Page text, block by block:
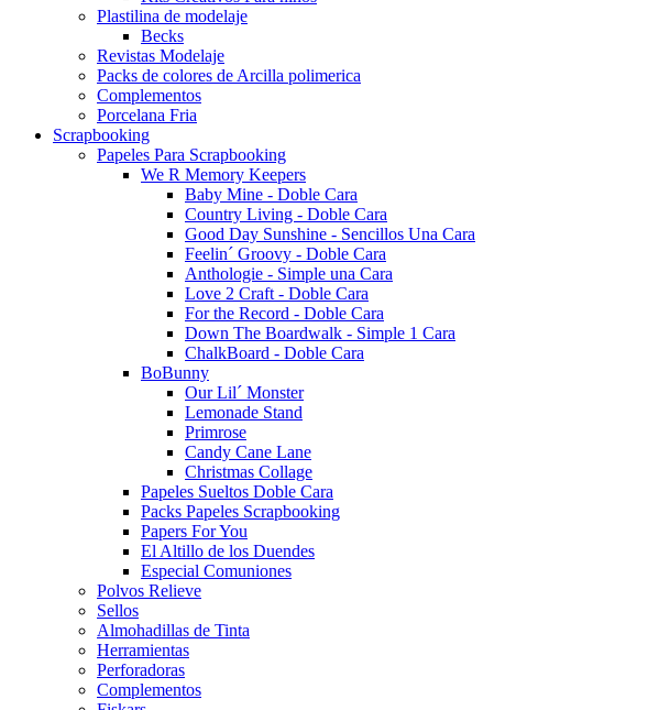
Plastilina de modelaje
Becks
Revistas Modelaje
Packs de colores de Arcilla polimerica
Complementos
Porcelana Fria
Scrapbooking
Papeles Para Scrapbooking
We R Memory Keepers
Baby Mine - Doble Cara
Country Living - Doble Cara
Good Day Sunshine - Sencillos Una Cara
Feelin´ Groovy - Doble Cara
Anthologie - Simple una Cara
Love 2 Craft - Doble Cara
For the Record - Doble Cara
Down The Boardwalk - Simple 1 Cara
ChalkBoard - Doble Cara
BoBunny
Our Lil´ Monster
Lemonade Stand
Primrose
Candy Cane Lane
Christmas Collage
Papeles Sueltos Doble Cara
Packs Papeles Scrapbooking
Papers For You
El Altillo de los Duendes
Especial Comuniones
Polvos Relieve
Sellos
Almohadillas de Tinta
Herramientas
Perforadoras
Complementos